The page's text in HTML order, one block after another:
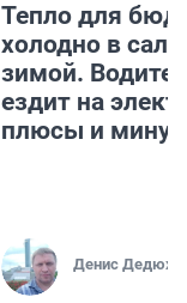
Тепло для
холодно в
зимой.
ездит на
плюсы и
Денис